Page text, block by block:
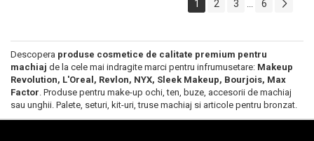
1 2 3 ... 6
Descopera produse cosmetice de calitate premium pentru
machiaj de la cele mai indragite marci pentru infrumusetare: Makeup
Revolution, L'Oreal, Revlon, NYX, Sleek Makeup, Bourjois, Max
Factor. Produse pentru make-up ochi, ten, buze, accesorii de machiaj
sau unghii. Palete, seturi, kit-uri, truse machiaj si articole pentru bronzat.